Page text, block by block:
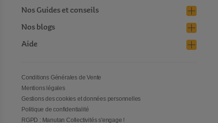
Nos Guides et conseils
Nos blogs
Aide
Conditions Générales de Vente
Mentions légales
Gestions des cookies et données personnelles
Politique de confidentialité
RGPD : Manutan Collectivités s'engage !